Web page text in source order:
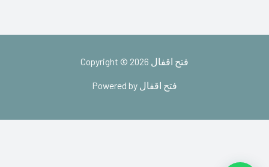
Copyright © 2026 فتح اقفال
Powered by فتح اقفال